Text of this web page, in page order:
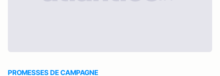
PROMESSES DE CAMPAGNE